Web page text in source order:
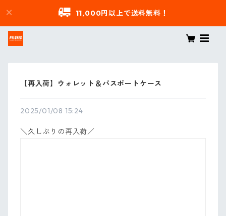
11,000円以上で送料無料！
【再入荷】ウォレット＆パスポートケース
2025/01/08 15:24
＼久しぶりの再入荷／